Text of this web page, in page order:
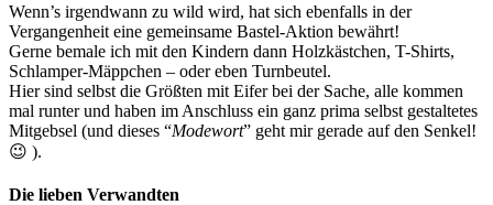
Wenn’s irgendwann zu wild wird, hat sich ebenfalls in der
Vergangenheit eine gemeinsame Bastel-Aktion bewährt!
Gerne bemale ich mit den Kindern dann Holzkästchen, T-Shirts,
Schlamper-Mäppchen – oder eben Turnbeutel.
Hier sind selbst die Größten mit Eifer bei der Sache, alle kommen
mal runter und haben im Anschluss ein ganz prima selbst gestaltetes
Mitgebsel (und dieses “Modewort” geht mir gerade auf den Senkel!
😉 ).
Die lieben Verwandten